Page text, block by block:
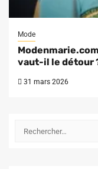
Mode
vaut-il le détour
31 mars 2026
Rechercher :